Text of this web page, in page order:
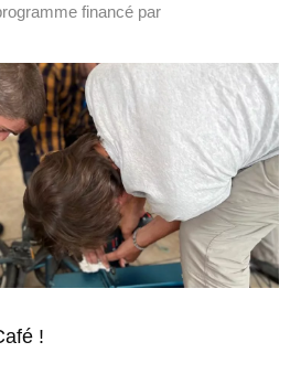
financé par
!